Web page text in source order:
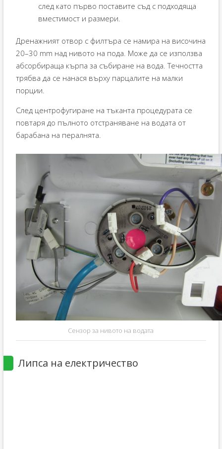
след като първо поставите съд с подходяща
вместимост и размери.
Дренажният отвор с филтъра се намира на височина
20–30 mm над нивото на пода. Може да се използва
абсорбираща кърпа за събиране на вода. Течността
трябва да се нанася върху парцалите на малки
порции.
След центрофугиране на тъканта процедурата се
повтаря до пълното отстраняване на водата от
барабана на пералнята.
Сензор за нивото на водата
Липса на електричество